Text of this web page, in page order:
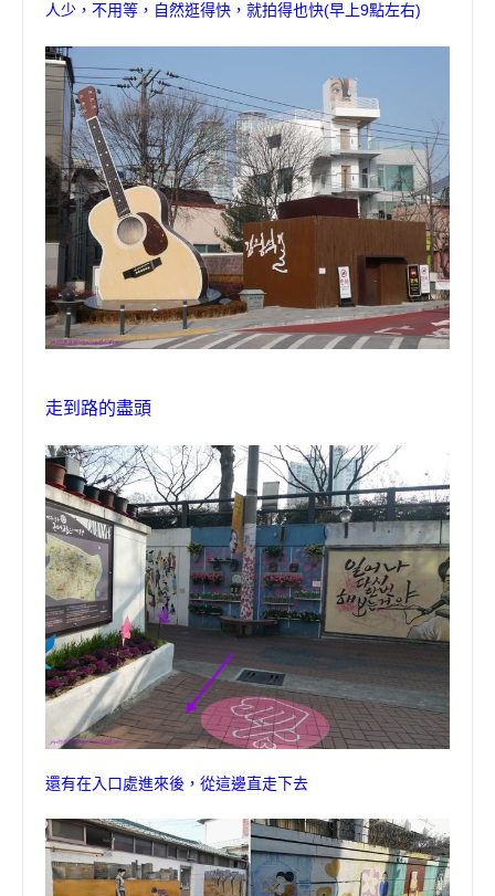
人少 ， 不用等 ， 自然逛得快 ， 就拍得也快(早上9點左右)
走到路的盡頭
還有在入口處進來後 ， 從這邊直走下去